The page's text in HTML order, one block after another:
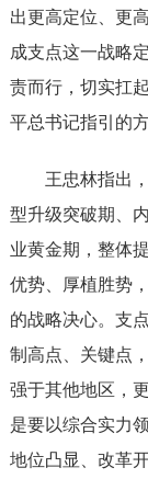
出更高定位、更
成支点这一战略
责而行，切实扛
平总书记指引的
王忠林指出
型升级突破期、
业黄金期，整体
优势、厚植胜势
的战略决心。支
制高点、关键点
强于其他地区，
是要以综合实力
地位凸显、改革